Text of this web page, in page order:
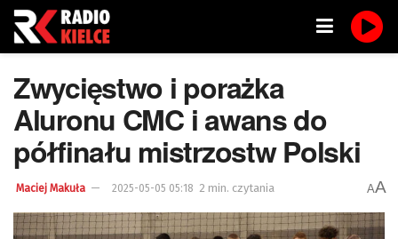
Zwycięstwo i porażka
Aluronu CMC i awans do
półfinału mistrzostw Polski
Maciej Makuła 2025-05-05 05:18 2 min. czytania AA